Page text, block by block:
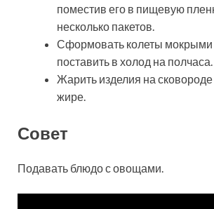
поместив его в пищевую
несколько пакетов.
Сформовать колеты мокрыми
поставить в холод на полчаса.
Жарить изделия на
жире.
Совет
Подавать блюдо с овощами.